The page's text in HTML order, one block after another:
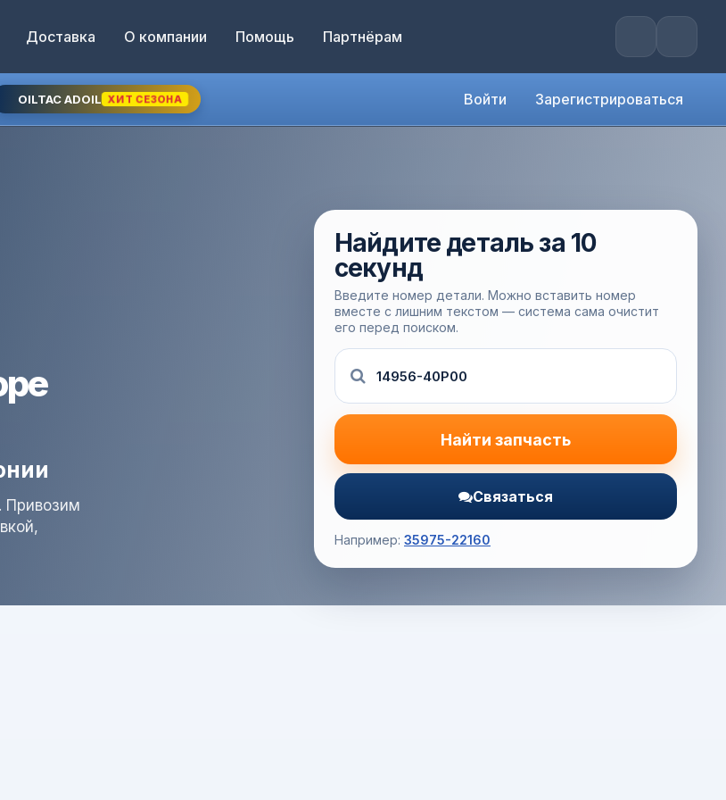
Доставка О компании Помощь Партнёрам
OILTAC ADOIL ХИТ СЕЗОНА Войти Зарегистрироваться
Привозим
Найдите деталь за 10
секунд
Введите номер детали. Можно вставить номер
вместе с лишним текстом — система сама очистит
его перед поиском.
Найти запчасть
Связаться
Например: 35975-22160